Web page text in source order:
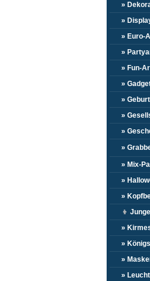
»
»
» Euro-
»
» Fun-
»
»
»
»
»
» Mix-
»
»
👦
»
»
»
»